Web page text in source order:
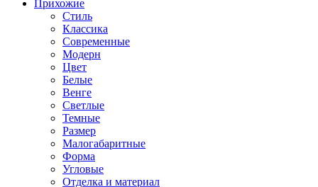
Прихожие
Стиль
Классика
Современные
Модерн
Цвет
Белые
Венге
Светлые
Темные
Размер
Малогабаритные
Форма
Угловые
Отделка и материал